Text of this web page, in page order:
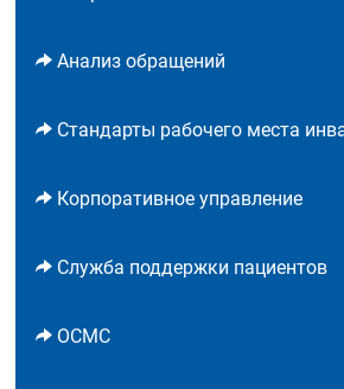
Анализ обращений
Стандарты рабочего места
Корпоративное управление
Служба поддержки пациентов
ОСМС